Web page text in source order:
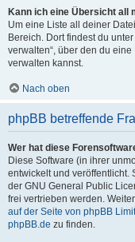
Kann ich eine Übersicht all
Um eine Liste all deiner
Bereich. Dort findest du
verwalten“, über den du
verwalten kannst.
Nach oben
phpBB betreffende
Wer hat diese
Diese Software (in ihrer
entwickelt und veröffentlicht.
der GNU General Public
frei vertrieben werden.
auf der Seite von phpBB
phpBB.de zu finden.